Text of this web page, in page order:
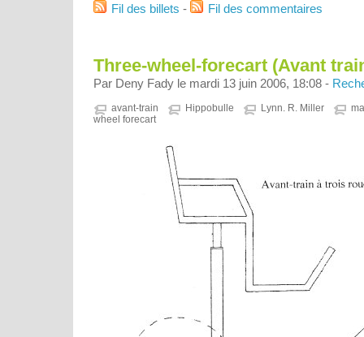
Fil des billets - Fil des commentaires
Three-wheel-forecart (Avant
Par Deny Fady le mardi 13 juin 2006, 18:08 -
avant-train Hippobulle Lynn. R. Miller
wheel forecart